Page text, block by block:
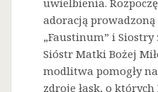
uwielbienia.
adoracją
„Faustinum” i
Sióstr Matki Bożej
modlitwa pomogły
zdroje łask, o których